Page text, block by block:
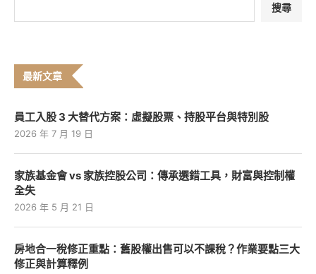
搜尋
最新文章
員工入股 3 大替代方案：虛擬股票、持股平台與特別股
2026 年 7 月 19 日
家族基金會 vs 家族控股公司：傳承選錯工具，財富與控制權
全失
2026 年 5 月 21 日
房地合一稅修正重點：舊股權出售可以不課稅？作業要點三大
修正與計算釋例